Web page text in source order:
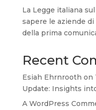
La Legge italiana
sapere le aziende
della prima
Recent
Esiah Ehrnrooth on
Update: Insights
A WordPress